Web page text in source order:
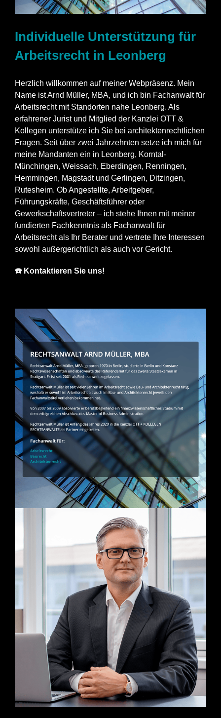
Individuelle Unterstützung für
Arbeitsrecht in Leonberg
Herzlich willkommen auf meiner Webpräsenz. Mein
Name ist Arnd Müller, MBA, und ich bin Fachanwalt für
Arbeitsrecht mit Standorten nahe Leonberg. Als
erfahrener Jurist und Mitglied der Kanzlei OTT &
Kollegen unterstütze ich Sie bei architektenrechtlichen
Fragen. Seit über zwei Jahrzehnten setze ich mich für
meine Mandanten ein in Leonberg, Korntal-
Münchingen, Weissach, Eberdingen, Renningen,
Hemmingen, Magstadt und Gerlingen, Ditzingen,
Rutesheim. Ob Angestellte, Arbeitgeber,
Führungskräfte, Geschäftsführer oder
Gewerkschaftsvertreter – ich stehe Ihnen mit meiner
fundierten Fachkenntnis als Fachanwalt für
Arbeitsrecht als Ihr Berater und vertrete Ihre Interessen
sowohl außergerichtlich als auch vor Gericht.
☎️ Kontaktieren Sie uns!